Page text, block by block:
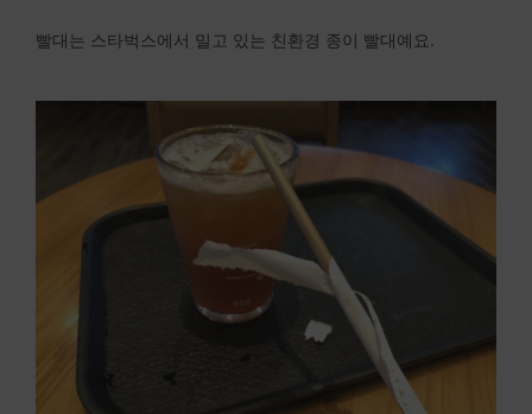
빨대는 스타벅스에서 밀고 있는 친환경 종이 빨대예요.